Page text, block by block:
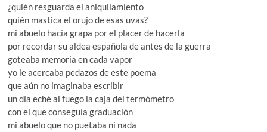
¿quién resguarda el aniquilamiento
quién mastica el orujo de esas uvas?
mi abuelo hacía grapa por el placer de hacerla
por recordar su aldea española de antes de la guerra
goteaba memoria en cada vapor
yo le acercaba pedazos de este poema
que aún no imaginaba escribir
un día eché al fuego la caja del termómetro
con el que conseguía graduación
mi abuelo que no puetaba ni nada